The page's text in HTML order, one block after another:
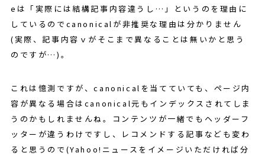
eは「実際には結構記事内容違うし…」というのを理由に
しているのでcanonicalが非推奨な理由は分かりません
(実際、記事内容ｖがそこまで異なることは無いかと思う
のですが…)。
これは憶測ですが、canonicalを当てていても、ページ内
容が異なる場合はcanonical元もインデックスされてしま
うのかもしれませんね。コンテンツが一緒でもヘッダーフ
ッターが違うわけですし、レコメンドする記事なども変わ
ると思うので(Yahoo!ニュースをイメージいただければ分